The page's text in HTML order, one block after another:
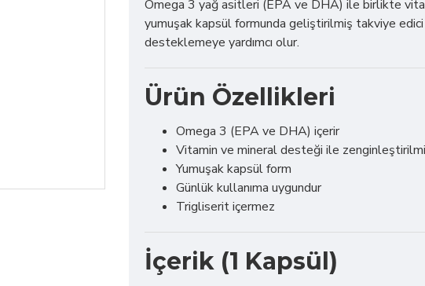
Omega 3 yağ asitleri (EPA ve DHA) ile birlikte
yumuşak kapsül formunda geliştirilmiş takviye edici
desteklemeye yardımcı olur.
Ürün Özellikleri
Omega 3 (EPA ve DHA) içerir
Vitamin ve mineral desteği ile
Yumuşak kapsül form
Günlük kullanıma uygundur
Trigliserit içermez
İçerik (1 Kapsül)